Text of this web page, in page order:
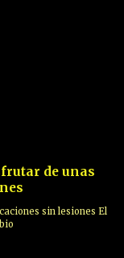
de unas
sin lesiones El